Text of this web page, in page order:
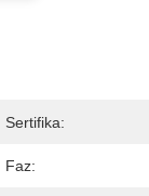
Sertifika:
Faz: